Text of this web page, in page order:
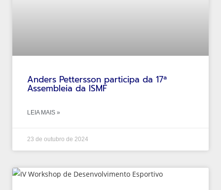
Anders Pettersson participa da 17ª
Assembleia da ISMF
LEIA MAIS »
23 de outubro de 2024